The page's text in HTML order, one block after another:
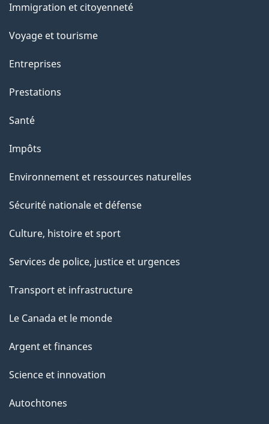
sujets
Immigration et citoyenneté
Voyage et tourisme
Entreprises
Prestations
Santé
Impôts
Environnement et ressources naturelles
Sécurité nationale et défense
Culture, histoire et sport
Services de police, justice et urgences
Transport et infrastructure
Le Canada et le monde
Argent et finances
Science et innovation
Autochtones